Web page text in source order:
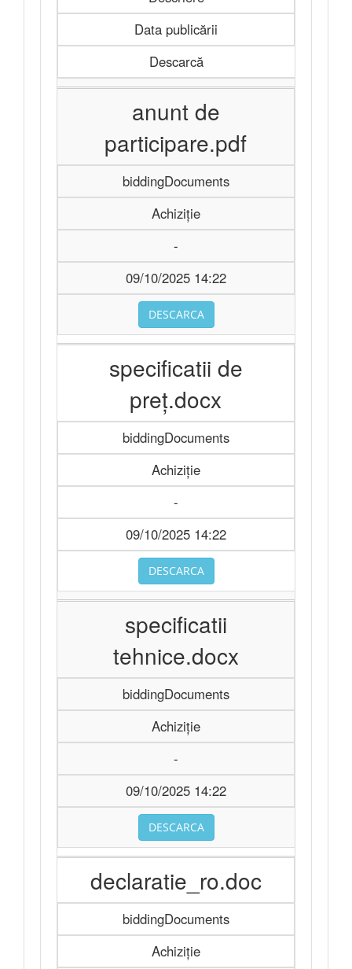
Data publicării
Descarcă
anunt de
participare.pdf
biddingDocuments
Achiziție
-
09/10/2025 14:22
DESCARCA
specificatii de
preț.docx
biddingDocuments
Achiziție
-
09/10/2025 14:22
DESCARCA
specificatii
tehnice.docx
biddingDocuments
Achiziție
-
09/10/2025 14:22
DESCARCA
declaratie_ro.doc
biddingDocuments
Achiziție